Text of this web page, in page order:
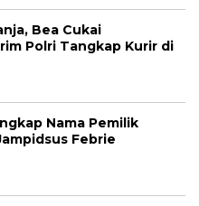
Bea Cukai
Polri Tangkap Kurir di
Nama Pemilik
Febrie